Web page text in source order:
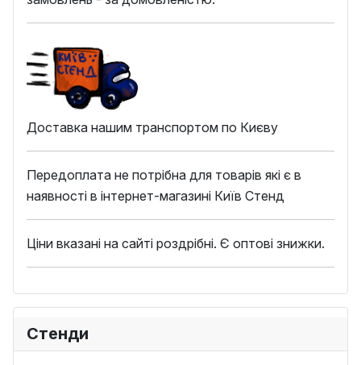
Стенди
Доставка нашим транспортом по Києву
Передоплата не потрібна для товарів які є в
наявності в інтернет-магазині Київ Стенд
Ціни вказані на сайті роздрібні. Є оптові знижки.